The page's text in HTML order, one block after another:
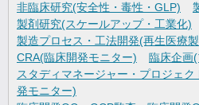
非臨床研究(安全性・毒性・GLP)
製剤研究(スケールアップ・工業化)
製造プロセス・工法開発(再生医療
CRA(臨床開発モニター)
臨床企画
スタディマネージャー・プロジェ
発モニター)